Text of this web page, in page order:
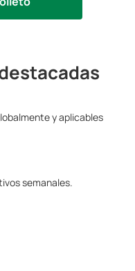
y aplicables
semanales.